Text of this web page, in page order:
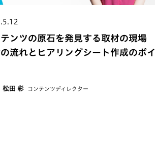
テンツの原石を発見する取材の現
流れとヒアリングシート作成のポ
松田 彩 コンテンツディレクター